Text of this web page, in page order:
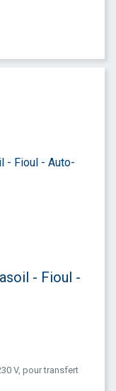
- Fioul -
V, pour transfert